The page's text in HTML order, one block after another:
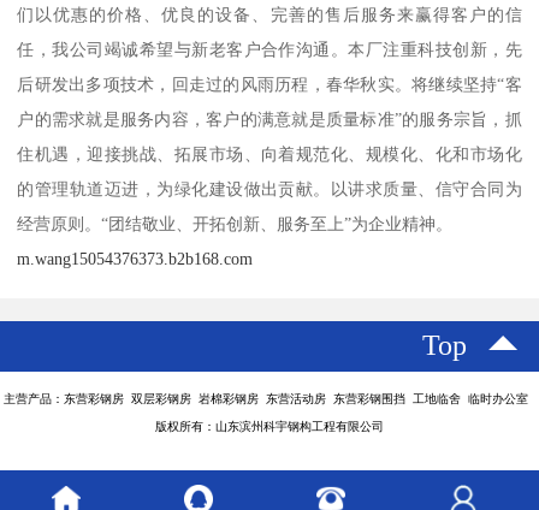
们以优惠的价格、优良的设备、完善的售后服务来赢得客户的信
任，我公司竭诚希望与新老客户合作沟通。本厂注重科技创新，先
后研发出多项技术，回走过的风雨历程，春华秋实。将继续坚持“客
户的需求就是服务内容，客户的满意就是质量标准”的服务宗旨，抓
住机遇，迎接挑战、拓展市场、向着规范化、规模化、化和市场化
的管理轨道迈进，为绿化建设做出贡献。以讲求质量、信守合同为
经营原则。“团结敬业、开拓创新、服务至上”为企业精神。
m.wang15054376373.b2b168.com
Top
主营产品：东营彩钢房 双层彩钢房 岩棉彩钢房 东营活动房 东营彩钢围挡 工地临舍 临时办公室
版权所有：山东滨州科宇钢构工程有限公司